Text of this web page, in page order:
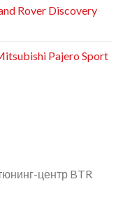
Rover Discovery
Pajero Sport
центр BTR